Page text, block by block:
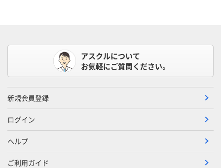
アスクルについて
お気軽にご質問ください。
新規会員登録
ログイン
ヘルプ
ご利用ガイド